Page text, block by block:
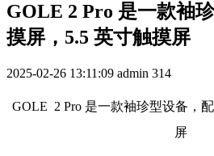
GOLE 2 Pro 是一款袖
摸屏，5.5 英寸触摸屏
2025-02-26 13:11:09 admin 314
GOLE 2 Pro 是一款袖珍型设备，
屏